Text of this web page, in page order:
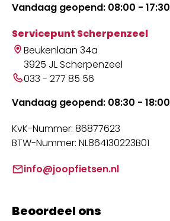
Vandaag geopend: 08:00 - 17:30
Servicepunt Scherpenzeel
Beukenlaan 34a
3925 JL Scherpenzeel
033 - 277 85 56
Vandaag geopend: 08:30 - 18:00
KvK-Nummer: 86877623
BTW-Nummer: NL864130223B01
info@joopfietsen.nl
Beoordeel ons